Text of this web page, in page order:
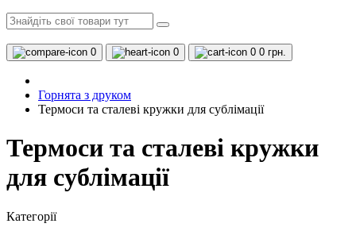
0 0 0 0 грн.
Горнята з друком
Термоси та сталеві кружки для сублімації
Термоси та сталеві кружки
для сублімації
Категорії